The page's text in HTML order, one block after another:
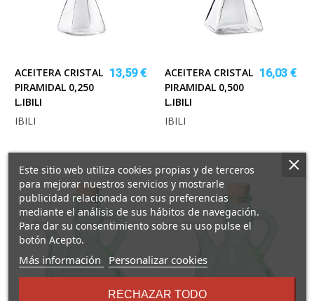
ACEITERA CRISTAL
PIRAMIDAL 0,250
L.IBILI
13,59 €
IBILI
ACEITERA CRISTAL
PIRAMIDAL 0,500
L.IBILI
16,03 €
IBILI
Este sitio web utiliza cookies propias y de terceros
para mejorar nuestros servicios y mostrarle
publicidad relacionada con sus preferencias
mediante el análisis de sus hábitos de navegación.
Para dar su consentimiento sobre su uso pulse el
botón Acepto.
Más información
sobre
términos
Personalizar cookies
RECHAZAR TODO